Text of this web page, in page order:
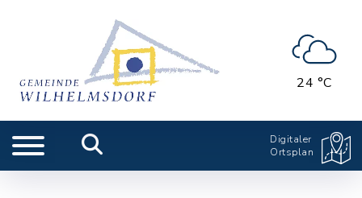
24 °C
Digitaler
Ortsplan